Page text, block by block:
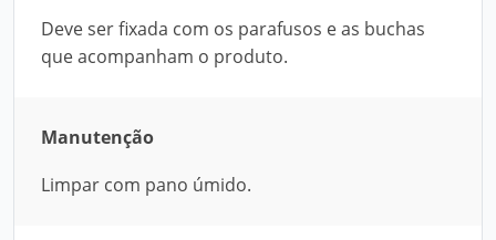
Deve ser fixada com os parafusos e as buchas
que acompanham o produto.
Manutenção
Limpar com pano úmido.